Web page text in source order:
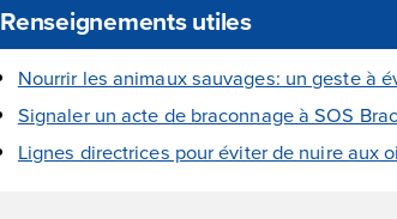
Renseignements utiles
Nourrir les animaux sauvages: un geste à
Signaler un acte de braconnage à SOS
Lignes directrices pour éviter de nuire aux